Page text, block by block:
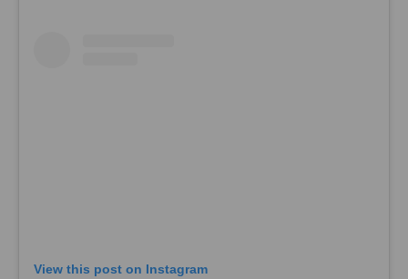
View this post on Instagram